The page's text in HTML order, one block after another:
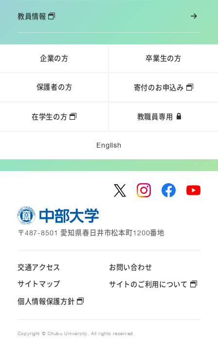
教員情報
企業の方 卒業生の方
保護者の方 寄付のお申込み
在学生の方 教職員専用
English
〒487-8501 愛知県春日井市松本町1200番地
交通アクセス お問い合わせ
サイトマップ サイトのご利用について
個人情報保護方針
Copyright © Chubu University. All rights reserved.